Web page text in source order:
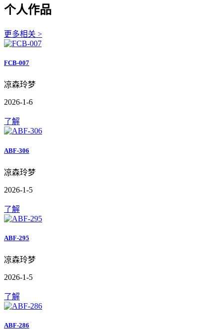
个人作品
更多相关 >
FCB-007
凉森玲梦
2026-1-6
了解
ABF-306
凉森玲梦
2026-1-5
了解
ABF-295
凉森玲梦
2026-1-5
了解
ABF-286